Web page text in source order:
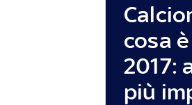
cosa
2017:
più